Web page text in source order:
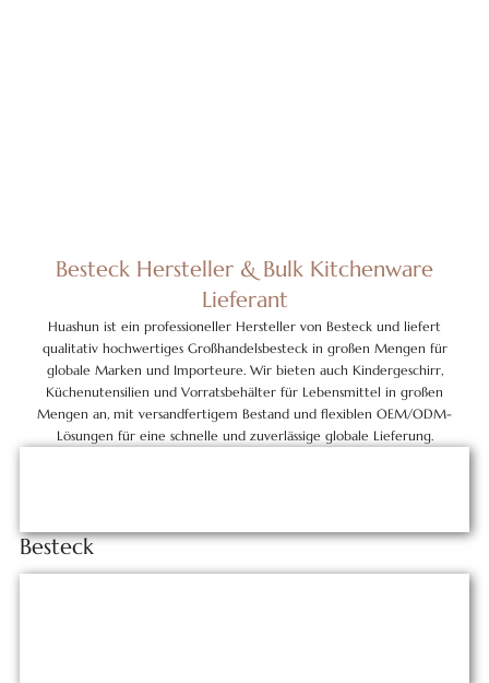
Besteck Hersteller & Bulk Kitchenware
Lieferant
Huashun ist ein professioneller Hersteller von Besteck und liefert
qualitativ hochwertiges Großhandelsbesteck in großen Mengen für
globale Marken und Importeure. Wir bieten auch Kindergeschirr,
Küchenutensilien und Vorratsbehälter für Lebensmittel in großen
Mengen an, mit versandfertigem Bestand und flexiblen OEM/ODM-
Lösungen für eine schnelle und zuverlässige globale Lieferung.
Besteck